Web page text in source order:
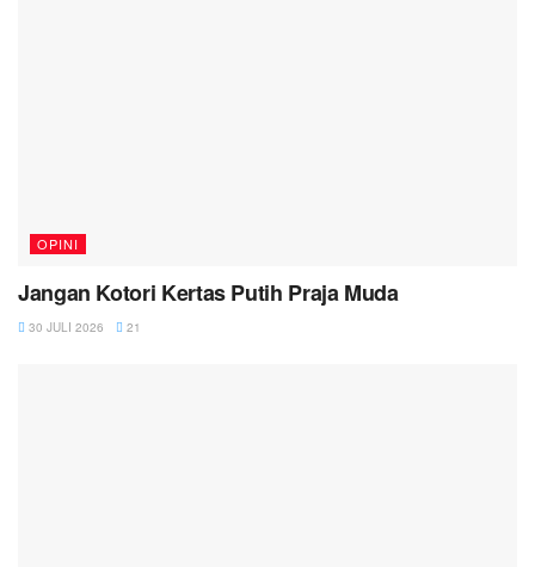
OPINI
Jangan Kotori Kertas Putih Praja Muda
30 JULI 2026 21